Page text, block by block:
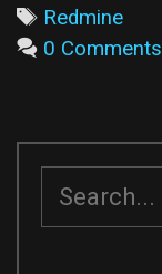
Tags
Redmine
0 Comments